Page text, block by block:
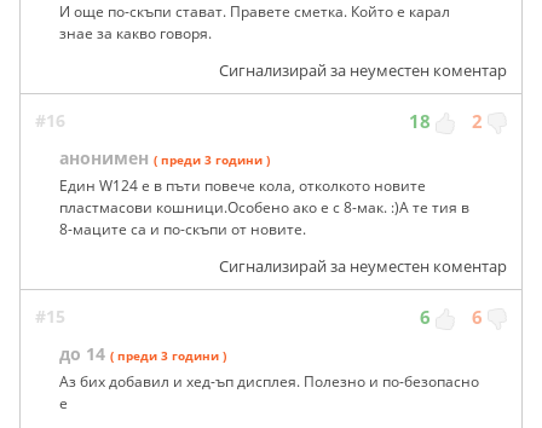
И още по-скъпи стават. Правете сметка. Който е карал
знае за какво говоря.
Сигнализирай за неуместен коментар
#16 18 2
анонимен ( преди 3 години )
Един W124 е в пъти повече кола, отколкото новите
пластмасови кошници.Особено ако е с 8-мак. :)А те тия в
8-маците са и по-скъпи от новите.
Сигнализирай за неуместен коментар
#15 6 6
до 14 ( преди 3 години )
Аз бих добавил и хед-ъп дисплея. Полезно и по-безопасно
е